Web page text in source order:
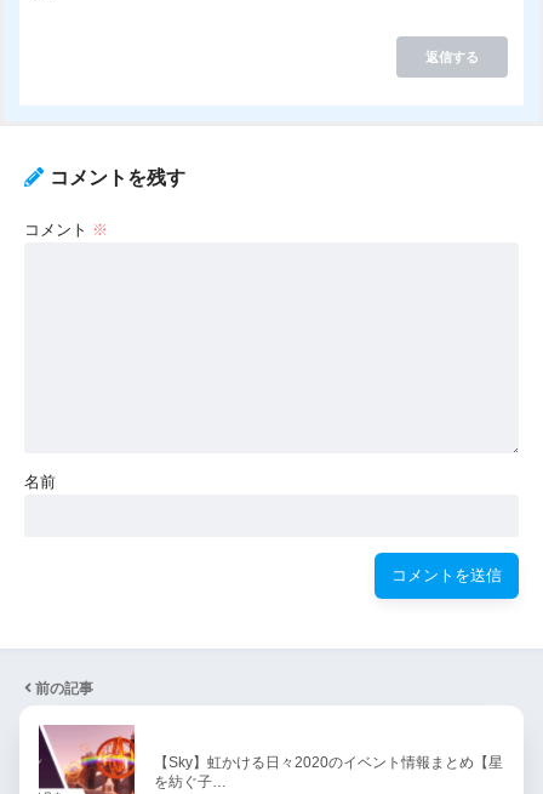
返信する
コメントを残す
コメント ※
名前
前の記事
【Sky】虹かける日々2020のイベント情報まとめ【星
を紡ぐ子…